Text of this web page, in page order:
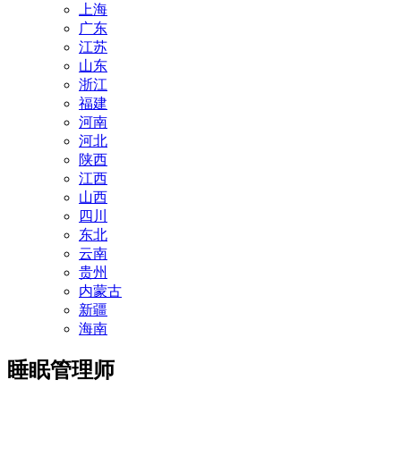
上海
广东
江苏
山东
浙江
福建
河南
河北
陕西
江西
山西
四川
东北
云南
贵州
内蒙古
新疆
海南
睡眠管理师